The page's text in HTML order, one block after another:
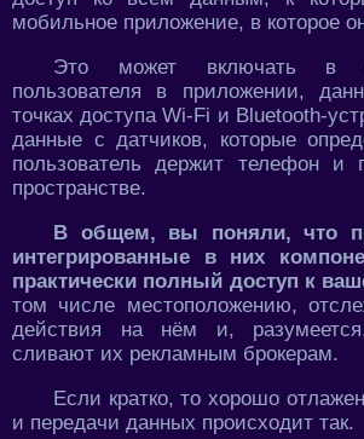
мобильное приложение, в которое
Это может включать в
пользователя в приложении,
точках доступа Wi-Fi и Bluetooth-
данные с датчиков, которые
пользователь держит телефон и
пространстве.
В общем, вы поняли, что
интегрированные в них
практически полный доступ к
том числе местоположению,
действия на нём и,
сливают их рекламным брокерам.
Если кратко, то хорошо
и передачи данных происходит так.